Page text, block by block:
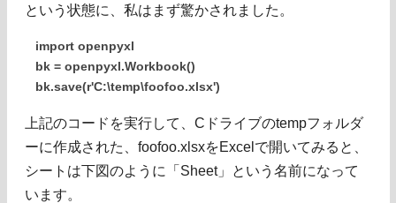
という状態に、私はまず驚かされました。
import openpyxl
bk = openpyxl.Workbook()
bk.save(r'C:\temp\foofoo.xlsx')
上記のコードを実行して、Cドライブのtempフォルダ
ーに作成された、foofoo.xlsxをExcelで開いてみると、
シートは下図のように「Sheet」という名前になって
います。